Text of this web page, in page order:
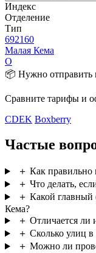
Индекс
Отделение
Тип
692160
Малая Кема
О
📦 Нужно отправить
Сравните тарифы и
CDEK Boxberry
Частые
＋ Как правильно
＋ Что делать,
＋ Какой главный
Кема?
＋ Отличается ли
＋ Сколько улиц
＋ Можно ли